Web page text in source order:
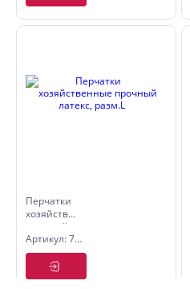
Перчатки
хозяйственные
прочный
латекс,
разм.L
Артикул: 7000113